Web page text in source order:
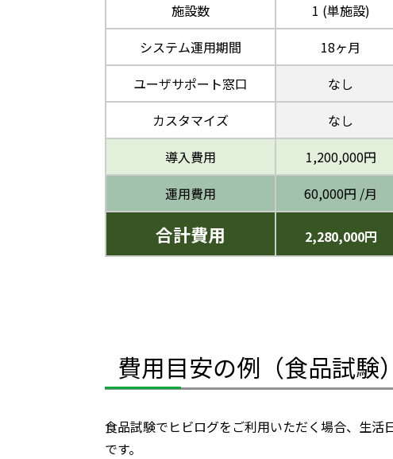
施設数
1 (単施設)
システム運用期間
18ヶ月
ユーザサポート窓口
なし
カスタマイズ
なし
導入費用
1,200,000円
運用費用
60,000円 /月
合計費用 2,280,000円
費用目安の例（食品試験）
食品試験でヒビログをご利用いただく場合、生
です。